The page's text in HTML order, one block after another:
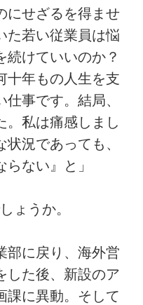
にせざるを得ませ
た若い従業員は悩
続けていいのか？
十年もの人生を支
事です。結局、
。私は痛感しまし
況であっても、
ない』と」
ょうか。
部に戻り、海外営
した後、新設のア
課に異動。そして